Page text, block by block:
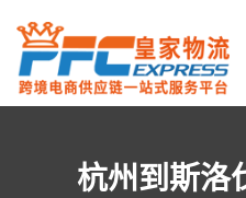
杭州到斯洛